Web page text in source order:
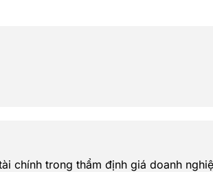
chính trong thẩm định giá doanh